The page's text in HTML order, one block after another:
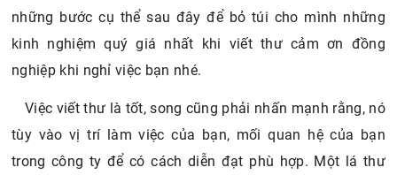
những bước cụ thể sau đây để bỏ túi cho mình những
kinh nghiệm quý giá nhất khi viết thư cảm ơn đồng
nghiệp khi nghỉ việc bạn nhé.
Việc viết thư là tốt, song cũng phải nhấn mạnh rằng, nó
tùy vào vị trí làm việc của bạn, mối quan hệ của bạn
trong công ty để có cách diễn đạt phù hợp. Một lá thư